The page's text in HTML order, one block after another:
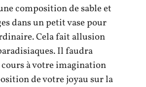
composition de sable et
dans un petit vase pour
Cela fait allusion
Il faudra
à votre imagination
de votre joyau sur la